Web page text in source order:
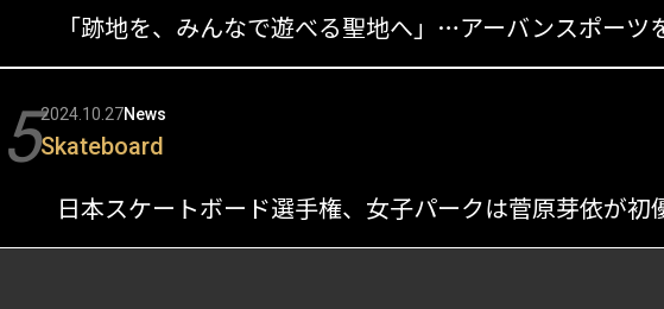
52024.10.27News
Skateboard
日本スケートボード選手権、女子パークは菅原芽依が初